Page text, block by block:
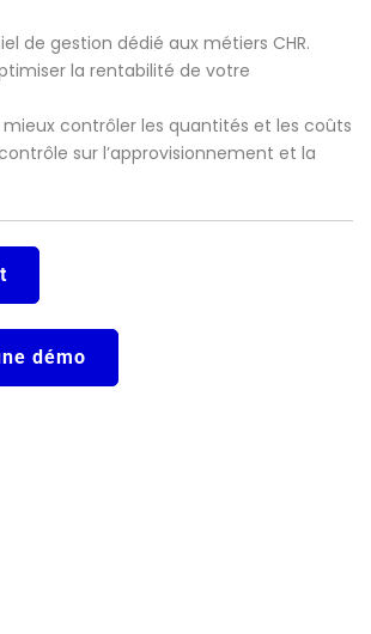
de gestion dédié aux métiers CHR.
la rentabilité de votre
mieux contrôler les quantités et les coûts
sur l’approvisionnement et la
démo